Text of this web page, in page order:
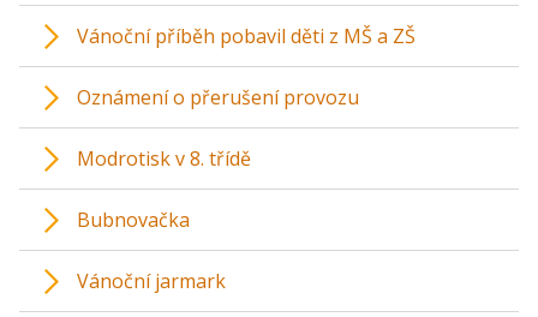
Vánoční příběh pobavil děti z MŠ a ZŠ
Oznámení o přerušení provozu
Modrotisk v 8. třídě
Bubnovačka
Vánoční jarmark